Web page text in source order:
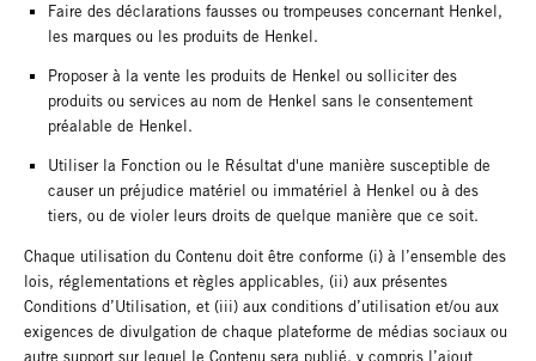
Faire des déclarations fausses ou trompeuses concernant Henkel,
les marques ou les produits de Henkel.
Proposer à la vente les produits de Henkel ou solliciter des
produits ou services au nom de Henkel sans le consentement
préalable de Henkel.
Utiliser la Fonction ou le Résultat d'une manière susceptible de
causer un préjudice matériel ou immatériel à Henkel ou à des
tiers, ou de violer leurs droits de quelque manière que ce soit.
Chaque utilisation du Contenu doit être conforme (i) à l’ensemble des
lois, réglementations et règles applicables, (ii) aux présentes
Conditions d’Utilisation, et (iii) aux conditions d’utilisation et/ou aux
exigences de divulgation de chaque plateforme de médias sociaux ou
autre support sur lequel le Contenu sera publié, y compris l’ajout